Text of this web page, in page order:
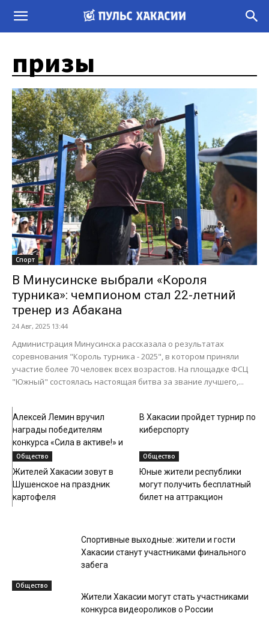
призы
Спорт
В Минусинске выбрали «Короля
турника»: чемпионом стал 22-летний
тренер из Абакана
24 Авг, 2025 13:44
Администрация Минусинска рассказала о результатах
соревнования "Король турника - 2025", в котором приняли
участие более 70 человек всех возрастов. На площадке ФСЦ
"Южный" состоялась настоящая битва за звание лучшего,...
Алексей Лемин вручил
награды победителям
конкурса «Сила в активе!» и
ответил...
В Хакасии пройдет турнир по
киберспорту
Общество
Жителей Хакасии зовут в
Шушенское на праздник
картофеля
Общество
Юные жители республики
могут получить бесплатный
билет на аттракцион
Спортивные выходные: жители и гости
Хакасии станут участниками финального
забега
Общество
Жители Хакасии могут стать участниками
конкурса видеороликов о России